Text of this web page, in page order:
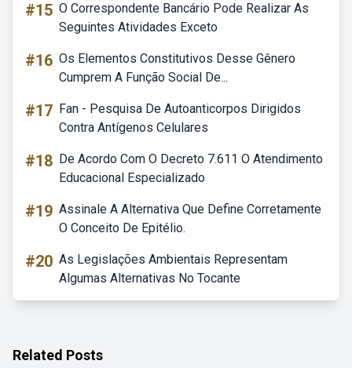
#15 O Correspondente Bancário Pode Realizar As
Seguintes Atividades Exceto
#16 Os Elementos Constitutivos Desse Gênero
Cumprem A Função Social De...
#17 Fan - Pesquisa De Autoanticorpos Dirigidos
Contra Antígenos Celulares
#18 De Acordo Com O Decreto 7.611 O Atendimento
Educacional Especializado
#19 Assinale A Alternativa Que Define Corretamente
O Conceito De Epitélio.
#20 As Legislações Ambientais Representam
Algumas Alternativas No Tocante
Related Posts